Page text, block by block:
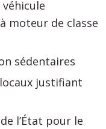
moteur de classe
sédentaires
justifiant
l’État pour le